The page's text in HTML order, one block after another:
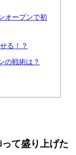
オープンで初
る！？
の戦術は？
て盛り上げた